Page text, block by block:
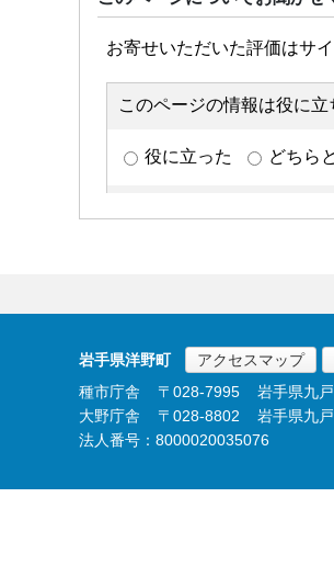
岩手県洋野町 アクセスマップ
種市庁舎
〒028-7995 岩手県九
大野庁舎
〒028-8802 岩手県九
法人番号：8000020035076